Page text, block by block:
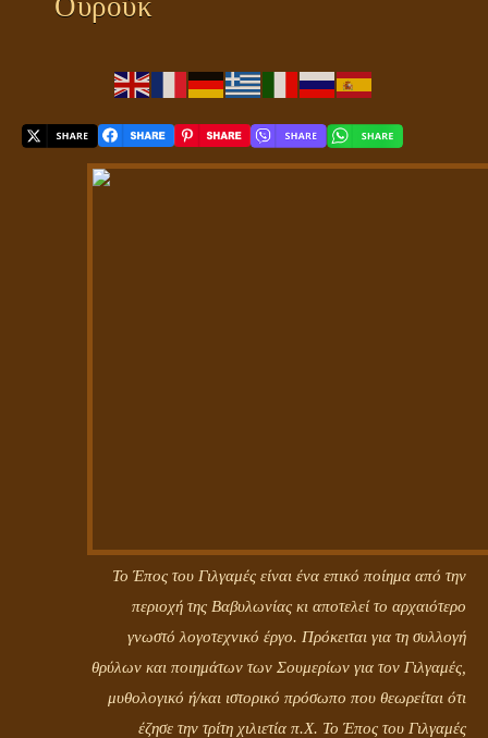
Το Έπος του Γιλγαμές είναι ένα επικό ποίημα από την
περιοχή της Βαβυλωνίας κι αποτελεί το αρχαιότερο
γνωστό λογοτεχνικό έργο. Πρόκειται για τη συλλογή
θρύλων και ποιημάτων των Σουμερίων για τον Γιλγαμές,
μυθολογικό ή/και ιστορικό πρόσωπο που θεωρείται ότι
έζησε την τρίτη χιλιετία π.Χ. Το Έπος του Γιλγαμές